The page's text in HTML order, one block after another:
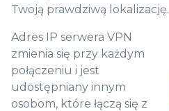
Twoją prawdziwą lokalizację.
Adres IP serwera VPN
zmienia się przy każdym
połączeniu i jest
udostępniany innym
osobom, które łączą się z